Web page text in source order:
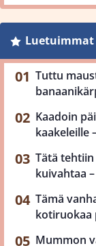
Luetuimmat
Tuttu
Kaadoin
kaakeleille
Tätä
kuivahtaa
Tämä
kotiruokaa
Mummon